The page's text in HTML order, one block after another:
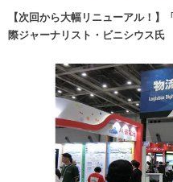
【次回から大幅リニューアル！
際ジャーナリスト・ビニシウス氏